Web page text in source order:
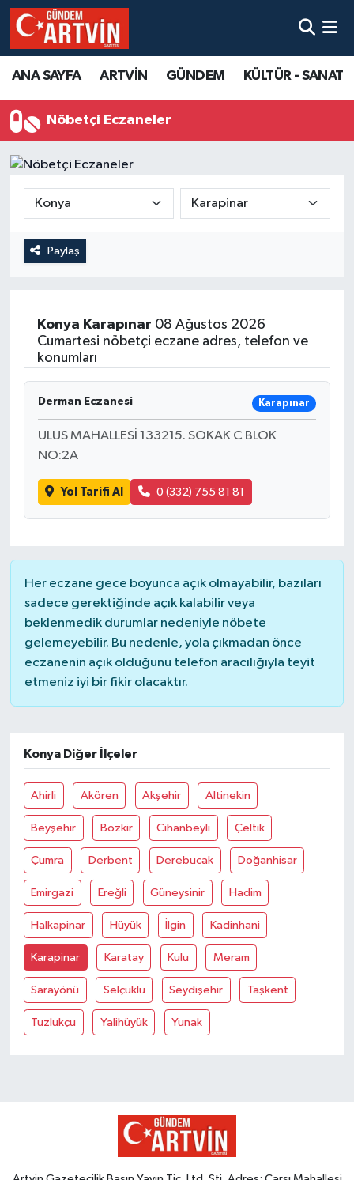
ANA SAYFA ARTVİN GÜNDEM KÜLTÜR - SANAT
Nöbetçi Eczaneler
Paylaş
Konya Karapınar 08 Ağustos 2026
Cumartesi nöbetçi eczane adres, telefon ve
konumları
Derman Eczanesi Karapınar
ULUS MAHALLESİ 133215. SOKAK C BLOK
NO:2A
Yol Tarifi Al 0 (332) 755 81 81
Her eczane gece boyunca açık olmayabilir, bazıları
sadece gerektiğinde açık kalabilir veya
beklenmedik durumlar nedeniyle nöbete
gelemeyebilir. Bu nedenle, yola çıkmadan önce
eczanenin açık olduğunu telefon aracılığıyla teyit
etmeniz iyi bir fikir olacaktır.
Konya Diğer İlçeler
Ahirli Akören Akşehir Altinekin
Beyşehir Bozkir Cihanbeyli Çeltik
Çumra Derbent Derebucak Doğanhisar
Emirgazi Ereğli Güneysinir Hadim
Halkapinar Hüyük İlgin Kadinhani
Karapinar Karatay Kulu Meram
Sarayönü Selçuklu Seydişehir Taşkent
Tuzlukçu Yalihüyük Yunak